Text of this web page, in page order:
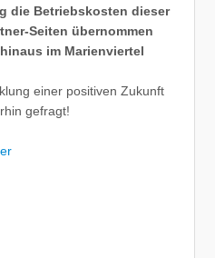
die Betriebskosten dieser
Seiten übernommen
im Marienviertel
einer positiven Zukunft
gefragt!